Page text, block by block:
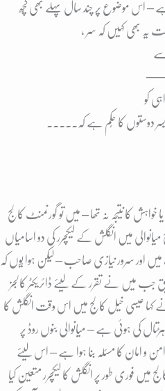
– اس موضوع پر چند سال پہلے بھی کُچھ
یہ بھی کہیں کہ سر ،
کو
دوستوں کا حُکم ہے کہ۔۔۔۔۔
کا نتیجہ نہ تھا – میں تو گورنمنٹ کالج
میانوالی میں انگلش کے لیکچرر کی دو اسامیاں
اور سرور نیازی صاحب – لیکن ہوا یُوں کہ
میں نے تقرر کے لیئے ڈائریکٹر کالجز
کہا عیسی خیل کالج میں اس وقت انگلش کا
کی ہوئی ہے – میانوالی بنوں روڈ پر
کا مسئلہ بنا ہوا ہے – اس لیئے
فوری طور پر انگلش کا لیکچرر متعین کیا